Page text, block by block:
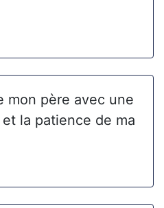
mon père avec une
la patience de ma